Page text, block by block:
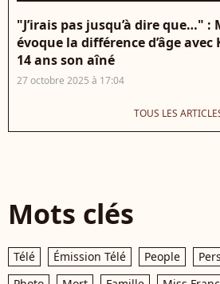
"J’irais pas jusqu’à dire que…"
évoque la différence d’âge
14 ans son aîné
27 octobre 2025 à 17:04
TOUS LES
Mots clés
Télé Émission Télé People